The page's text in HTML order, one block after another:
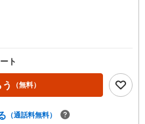
ト
（無料）
（通話料無料）